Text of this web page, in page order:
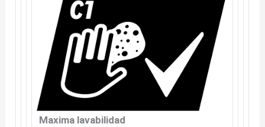
Maxima lavabilidad